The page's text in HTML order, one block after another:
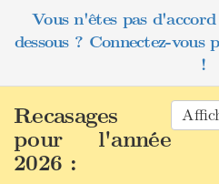
Vous n'êtes pas d'accord
dessous ? Connectez-
!
Recasages
pour l'année
2026 :